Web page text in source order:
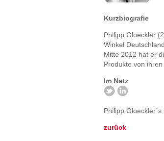
Kurzbiografie
Philipp Gloeckler
Winkel
Mitte 2012 hat er
Produkte von
Im Netz
Philipp Gloeckler´s
zurück